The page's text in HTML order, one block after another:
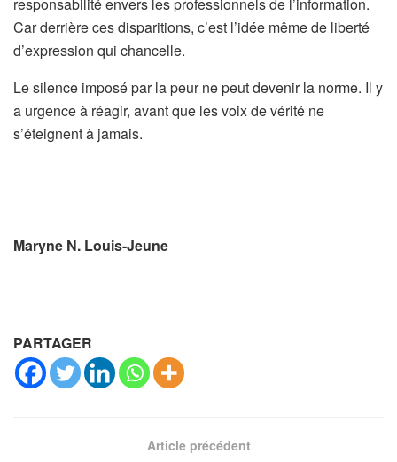
responsabilité envers les professionnels de l’information.
Car derrière ces disparitions, c’est l’idée même de liberté
d’expression qui chancelle.
Le silence imposé par la peur ne peut devenir la norme. Il y
a urgence à réagir, avant que les voix de vérité ne
s’éteignent à jamais.
Maryne N. Louis-Jeune
PARTAGER
Article précédent